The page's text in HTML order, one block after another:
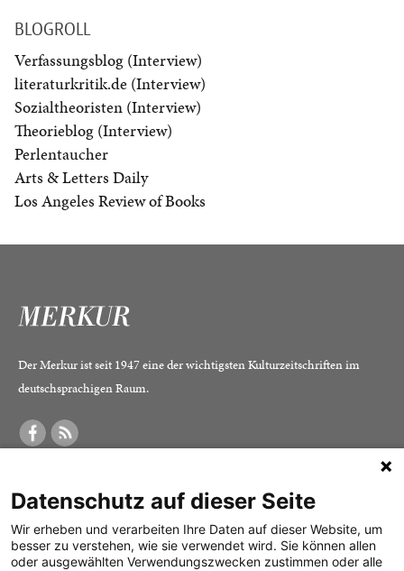
BLOGROLL
Verfassungsblog (Interview)
literaturkritik.de (Interview)
Sozialtheoristen (Interview)
Theorieblog (Interview)
Perlentaucher
Arts & Letters Daily
Los Angeles Review of Books
Der Merkur ist seit 1947 eine der wichtigsten Kulturzeitschriften im
deutschsprachigen Raum.
Was ist der Merkur?
Herausgeber /
Redaktion
Alle Abos im Überblick
Print-Abo
Digital-Abo
Impressum
Datenschutz
Mediadaten
Datenschutz auf dieser Seite
Wir erheben und verarbeiten Ihre Daten auf dieser Website, um
besser zu verstehen, wie sie verwendet wird. Sie können allen
oder ausgewählten Verwendungszwecken zustimmen oder alle